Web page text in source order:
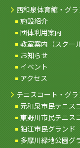
西和泉体育館・グ
施設紹介
団体利用案内
教室案内（スクール
お知らせ
イベント
アクセス
テニスコート・グラ
元和泉市民テニス
東野川市民テニス
狛江市民グランド
多摩川緑地公園グ